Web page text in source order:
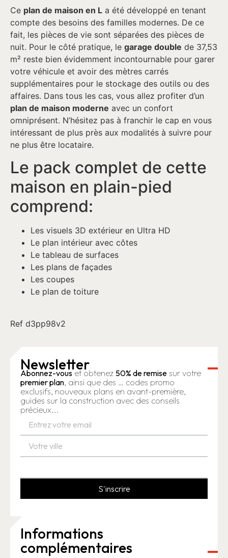
Ce plan de maison en L a été développé en tenant
compte des besoins des familles modernes. De ce
fait, les pièces de vie sont séparées des pièces de
nuit. Pour le côté pratique, le garage double de 37,53
m² reste bien évidemment incontournable pour garer
votre véhicule et avoir des mètres carrés
supplémentaires pour le stockage des outils ou des
affaires. Dans tous les cas, vous allez profiter d’un
plan de maison moderne avec un confort
omniprésent. N’hésitez pas à franchir le cap en vous
intéressant de plus près aux modalités à suivre pour
ne plus être locataire.
Le pack complet de cette
maison en plain-pied
comprend:
Les visuels 3D extérieur en Ultra HD
Le plan intérieur avec côtes
Le tableau de surfaces
Les plans de façades
Les coupes
Le plan de toiture
Ref d3pp98v2
Newsletter
Abonnez-vous et obtenez 50% de remise sur votre
premier plan, ainsi que des … codes promo
exclusifs, nouveaux plans en avant-première,
guides sur la construction avec des conseils
précieux...
S'inscrire
Informations
complémentaires